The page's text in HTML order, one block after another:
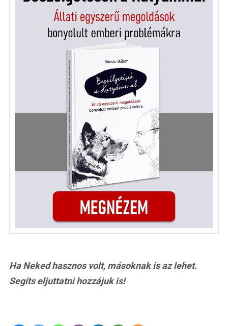
Ha Neked hasznos volt, másoknak is az lehet.
Segíts eljuttatni hozzájuk is!